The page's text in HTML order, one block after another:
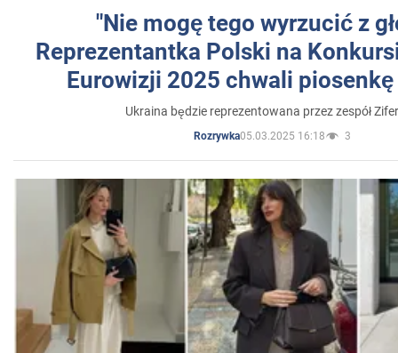
"Nie mogę tego wyrzucić z
Reprezentantka Polski na
Eurowizji 2025 chwali
Ukraina będzie reprezentowana przez zespół
Rozrywka05.03.2025 16:18 3